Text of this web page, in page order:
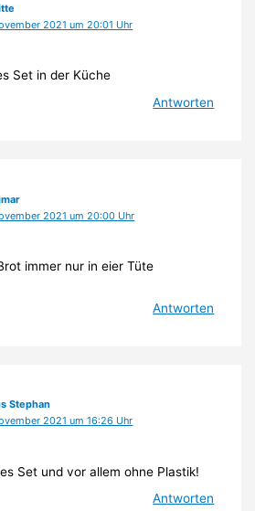
2021 um 20:01 Uhr
Set in der Küche
Antworten
2021 um 20:00 Uhr
immer nur in eier Tüte
Antworten
Stephan
2021 um 16:26 Uhr
Set und vor allem ohne Plastik!
Antworten